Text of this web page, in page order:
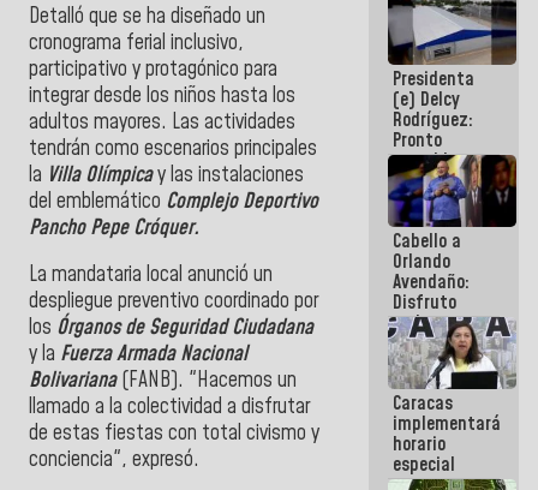
Detalló que se ha diseñado un
cronograma ferial inclusivo,
participativo y protagónico para
integrar desde los niños hasta los
adultos mayores. Las actividades
tendrán como escenarios principales
la Villa Olímpicay las instalaciones
del emblemático Complejo Deportivo
Pancho Pepe Cróquer.
La mandataria local anunció un
despliegue preventivo coordinado por
los Órganos de Seguridad Ciudadana
y la Fuerza Armada Nacional
Bolivariana(FANB). "Hacemos un
llamado a la colectividad a disfrutar
de estas fiestas con total civismo y
conciencia", expresó.
Presidenta
(e) Delcy
Rodríguez:
Pronto
restableceremos
las
operaciones
en el
Aeropuerto
Internacional
de
Maiquetía
Cabello a
Orlando
Avendaño:
Disfruto
cada vez
que escribes
porque lo
que haces
es
embarrarla
Caracas
implementará
horario
especial